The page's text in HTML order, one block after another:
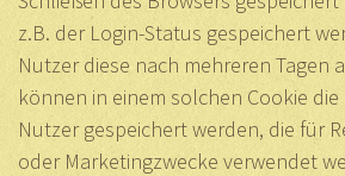
z.B. der Login-Status gespeichert
Nutzer diese nach mehreren Tagen
können in einem solchen Cookie
Nutzer gespeichert werden, die für
oder Marketingzwecke verwendet